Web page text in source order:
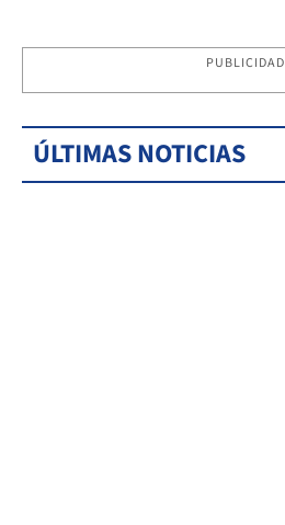
PUBLICIDAD
ÚLTIMAS NOTICIAS